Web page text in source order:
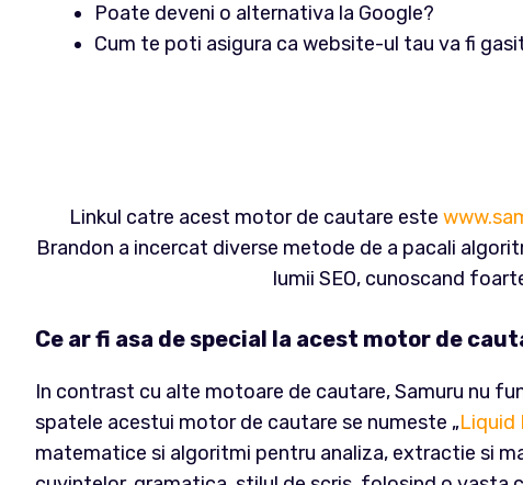
Poate deveni o alternativa la Google?
Cum te poti asigura ca website-ul tau va fi
Linkul catre acest motor de cautare este
Brandon a incercat diverse metode de a pacali
lumii SEO, cunoscand
Ce ar fi asa de special la acest motor de
In contrast cu alte motoare de cautare, Samuru nu
spatele acestui motor de cautare se numeste „Liquid
matematice si algoritmi pentru analiza, extractie si